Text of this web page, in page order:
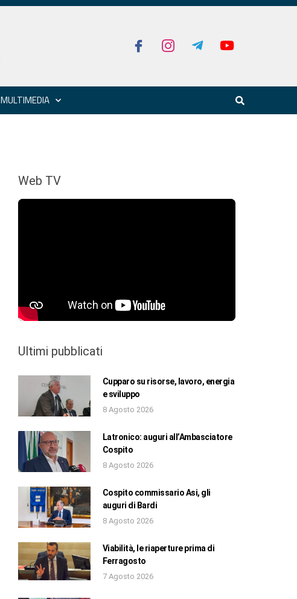
MULTIMEDIA
Web TV
Ultimi pubblicati
Cupparo su risorse, lavoro, energia
e sviluppo
8 Agosto 2026
Latronico: auguri all’Ambasciatore
Cospito
8 Agosto 2026
Cospito commissario Asi, gli
auguri di Bardi
8 Agosto 2026
Viabilità, le riaperture prima di
Ferragosto
7 Agosto 2026